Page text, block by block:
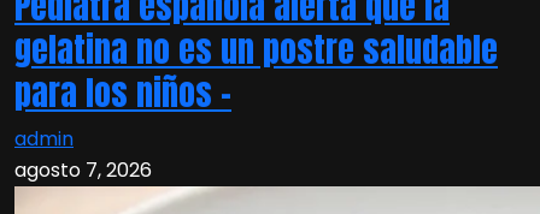
gelatina no es un postre saludable
para los niños –
admin
agosto 7, 2026